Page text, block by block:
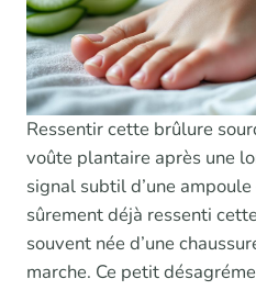
Ressentir cette brûlure
voûte plantaire après une
signal subtil d’une ampoule
sûrement déjà ressenti
souvent née d’une
marche. Ce petit